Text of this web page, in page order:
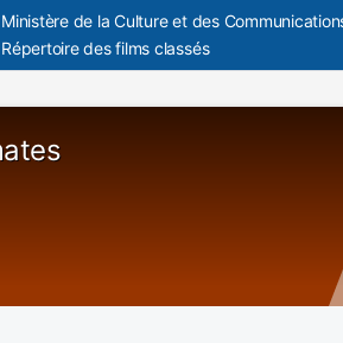
Ministère de la Culture et des
Répertoire des films classés